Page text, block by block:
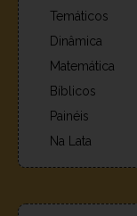
Temáticos
Dinâmica
Matemática
Bíblicos
Painéis
Na Lata